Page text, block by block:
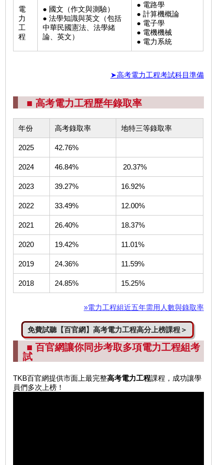
電
力
工
程
● 國文（作文與測驗）
● 法學知識與英文（包括
中華民國憲法、法學緒
論、英文）
● 電路學
● 計算機概論
● 電子學
● 電機機械
● 電力系統
➤高考電力工程考試科目準備
■ 高考電力工程歷年錄取率
年份 高考錄取率 地特三等錄取率
2025 42.76%
2024 46.84% 20.37%
2023 39.27% 16.92%
2022 33.49% 12.00%
2021 26.40% 18.37%
2020 19.42% 11.01%
2019 24.36% 11.59%
2018 24.85% 15.25%
»電力工程組近五年需用人數與錄取率
免費試聽【百官網】高考電力工程高分上榜課程＞
■ 百官網讓你同步考取多項電力工程組考
試
TKB百官網提供市面上最完整高考電力工程課程，成功讓學
員們多次上榜！